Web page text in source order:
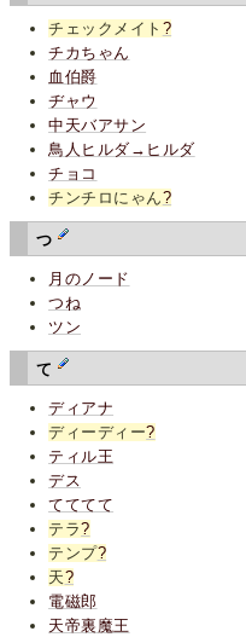
チェックメイト ?
チカちゃん
血伯爵
ヂャウ
中天バアサン
鳥人ヒルダ→ヒルダ
チョコ
チンチロにゃん?
つ
月のノード
つね
ツン
て
ディアナ
ディーディー?
ティル王
デス
てててて
テラ?
テンプ?
天?
電磁郎
天帝裏魔王